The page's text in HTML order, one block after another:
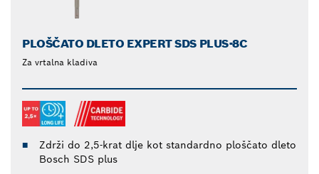
PLOŠČATO DLETO EXPERT SDS PLUS-8C
Za vrtalna kladiva
Zdrži do 2,5-krat dlje kot standardno ploščato dleto
Bosch SDS plus